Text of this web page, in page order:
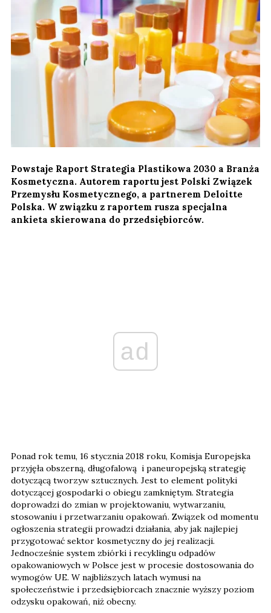
Powstaje Raport Strategia Plastikowa 2030 a Branża
Kosmetyczna. Autorem raportu jest Polski Związek
Przemysłu Kosmetycznego, a partnerem Deloitte
Polska. W związku z raportem rusza specjalna
ankieta skierowana do przedsiębiorców.
ad
Ponad rok temu, 16 stycznia 2018 roku, Komisja Europejska
przyjęła obszerną, długofalową i paneuropejską strategię
dotyczącą tworzyw sztucznych. Jest to element polityki
dotyczącej gospodarki o obiegu zamkniętym. Strategia
doprowadzi do zmian w projektowaniu, wytwarzaniu,
stosowaniu i przetwarzaniu opakowań. Związek od momentu
ogłoszenia strategii prowadzi działania, aby jak najlepiej
przygotować sektor kosmetyczny do jej realizacji.
Jednocześnie system zbiórki i recyklingu odpadów
opakowaniowych w Polsce jest w procesie dostosowania do
wymogów UE. W najbliższych latach wymusi na
społeczeństwie i przedsiębiorcach znacznie wyższy poziom
odzysku opakowań, niż obecny.